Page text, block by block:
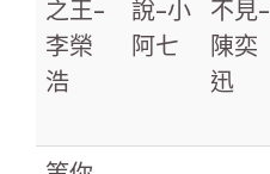
之王-
李榮
浩
說-小
阿七
不見-
陳奕
迅